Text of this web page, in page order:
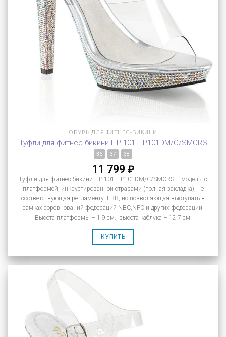
ОБУВЬ ДЛЯ ФИТНЕС-БИКИНИ
Туфли для фитнес бикини LIP-101 LIP101DM/C/SMCRS
36 37 38
11 799 ₽
Туфли для фитнес бикини LIP-101 LIP101DM/C/SMCRS – модель, с
платформой, инкрустированной стразами (полная закладка), не
соответствующая регламенту IFBB, но позволяющая выступать в
рамках соревнований федераций NBC,NPC и других федераций.
Высота платформы – 1.9 см., высота каблука – 12.7 см.
КУПИТЬ